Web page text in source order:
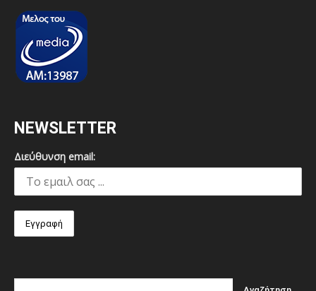
NEWSLETTER
Διεύθυνση email: